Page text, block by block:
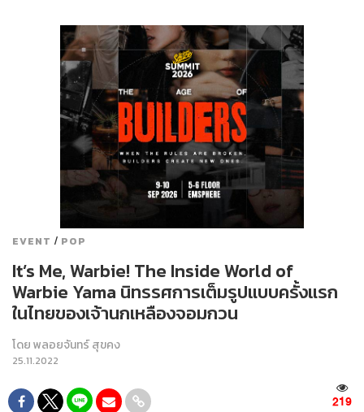
EVENT / POP
It’s Me, Warbie! The Inside World of
Warbie Yama นิทรรศการเต็มรูปแบบครั้งแรก
ในไทยของเจ้านกเหลืองจอมกวน
โดยพลอยจันทร์ สุขคง
25.11.2022
219